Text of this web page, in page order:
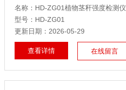
名称：HD-ZG01植物茎秆强度检测仪
型号：HD-ZG01
更新日期：2026-05-29
查看详情 在线留言